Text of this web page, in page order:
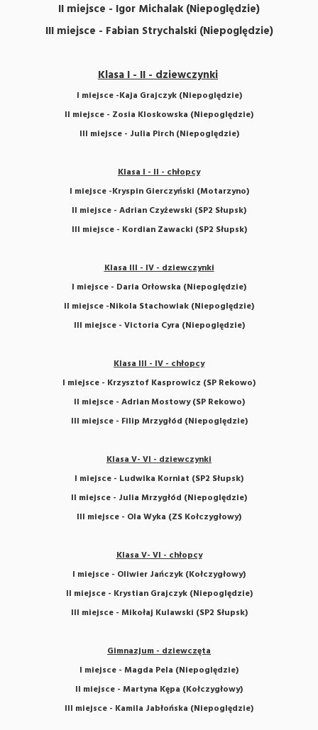
II miejsce - Igor Michalak (Niepoględzie)
III miejsce - Fabian Strychalski (Niepoględzie)
Klasa I - II - dziewczynki
I miejsce -Kaja Grajczyk (Niepoględzie)
II miejsce - Zosia Kloskowska (Niepoględzie)
III miejsce - Julia Pirch (Niepoględzie)
Klasa I - II - chłopcy
I miejsce -Kryspin Gierczyński (Motarzyno)
II miejsce - Adrian Czyżewski (SP2 Słupsk)
III miejsce - Kordian Zawacki (SP2 Słupsk)
Klasa III - IV - dziewczynki
I miejsce - Daria Orłowska (Niepoględzie)
II miejsce -Nikola Stachowiak (Niepoględzie)
III miejsce - Victoria Cyra (Niepoględzie)
Klasa III - IV - chłopcy
I miejsce - Krzysztof Kasprowicz (SP Rekowo)
II miejsce - Adrian Mostowy (SP Rekowo)
III miejsce - Filip Mrzygłód (Niepoględzie)
Klasa V- VI - dziewczynki
I miejsce - Ludwika Korniat (SP2 Słupsk)
II miejsce - Julia Mrzygłód (Niepoględzie)
III miejsce - Ola Wyka (ZS Kołczygłowy)
Klasa V- VI - chłopcy
I miejsce - Oliwier Jańczyk (Kołczygłowy)
II miejsce - Krystian Grajczyk (Niepoględzie)
III miejsce - Mikołaj Kulawski (SP2 Słupsk)
Gimnazjum - dziewczęta
I miejsce - Magda Pela (Niepoględzie)
II miejsce - Martyna Kępa (Kołczygłowy)
III miejsce - Kamila Jabłońska (Niepoględzie)